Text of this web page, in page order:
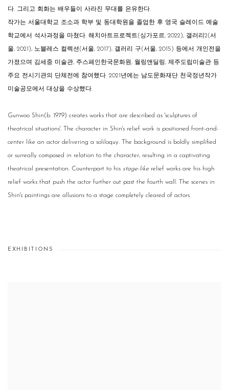
다. 그리고 회화는 배우들이 사라진 무대를 은유한다.
작가는 서울대학교 조소과 학부 및 동대학원을 졸업한 후 영국 슬레이드 예술
학교에서 석사과정을 마쳤다. 해치아트프로젝트(싱가포르, 2022), 갤러리2(서
울, 2021), 노블레스 컬렉션(서울, 2017), 갤러리 구(서울, 2015) 등에서 개인전을
가졌으며 김세중 미술관, 주스페인한국문화원, 월링앤딜링, 제주도립미술관 등
주요 전시기관의 단체전에 참여했다. 2021년에는 남도문화재단 천국정년작가
미술공모에서 대상을 수상했다.
Gunwoo Shin(b. 1979) creates works that are described as 'sculptures of
theatrical situations'. The character in Shin's relief work is positioned front-and-
center like an actor delivering a soliloquy. The background is boldly simplified
or surreally composed in relation to the character, resulting in a captivating
theatrical presentation. Counterpart to his stage-likerelief works are his high
relief works that push the actor further out past the fourth wall. The scenes in
Shin's paintings are allusions to a stage completely cleared of actors.
EXHIBITIONS